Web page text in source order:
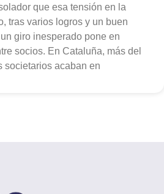
que esa tensión en la
tras varios logros y un buen
giro inesperado pone en
socios. En Cataluña, más del
societarios acaban en